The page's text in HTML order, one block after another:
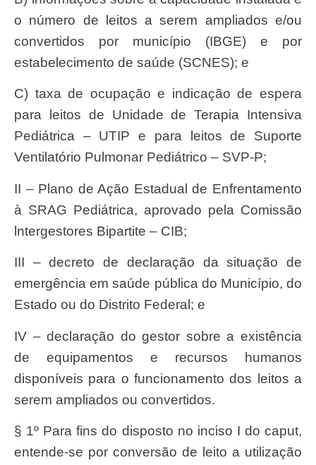
o número de leitos a serem ampliados e/ou
convertidos por município (IBGE) e por
estabelecimento de saúde (SCNES); e
c) taxa de ocupação e indicação de espera
para leitos de Unidade de Terapia Intensiva
Pediátrica – UTIP e para leitos de Suporte
Ventilatório Pulmonar Pediátrico – SVP-P;
II – Plano de Ação Estadual de Enfrentamento
à SRAG Pediátrica, aprovado pela Comissão
lntergestores Bipartite – CIB;
III – decreto de declaração da situação de
emergência em saúde pública do Município, do
Estado ou do Distrito Federal; e
IV – declaração do gestor sobre a existência
de equipamentos e recursos humanos
disponíveis para o funcionamento dos leitos a
serem ampliados ou convertidos.
§ 1º Para fins do disposto no inciso I do caput,
entende-se por conversão de leito a utilização